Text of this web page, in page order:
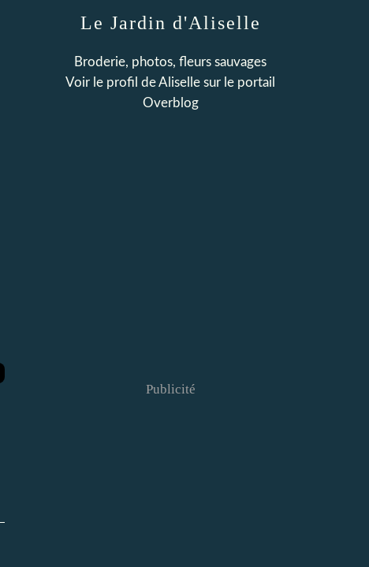
Le Jardin d'Aliselle
Broderie, photos, fleurs sauvages
Voir le profil deAliselle sur le portail
Overblog
Publicité